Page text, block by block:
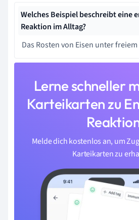
Welches Beispiel beschreibt eine
Reaktion im Alltag?
Das Rosten von Eisen unter
Lerne schneller
Karteikarten zu
Melde dich kostenlos an, um
Karteikarten zu